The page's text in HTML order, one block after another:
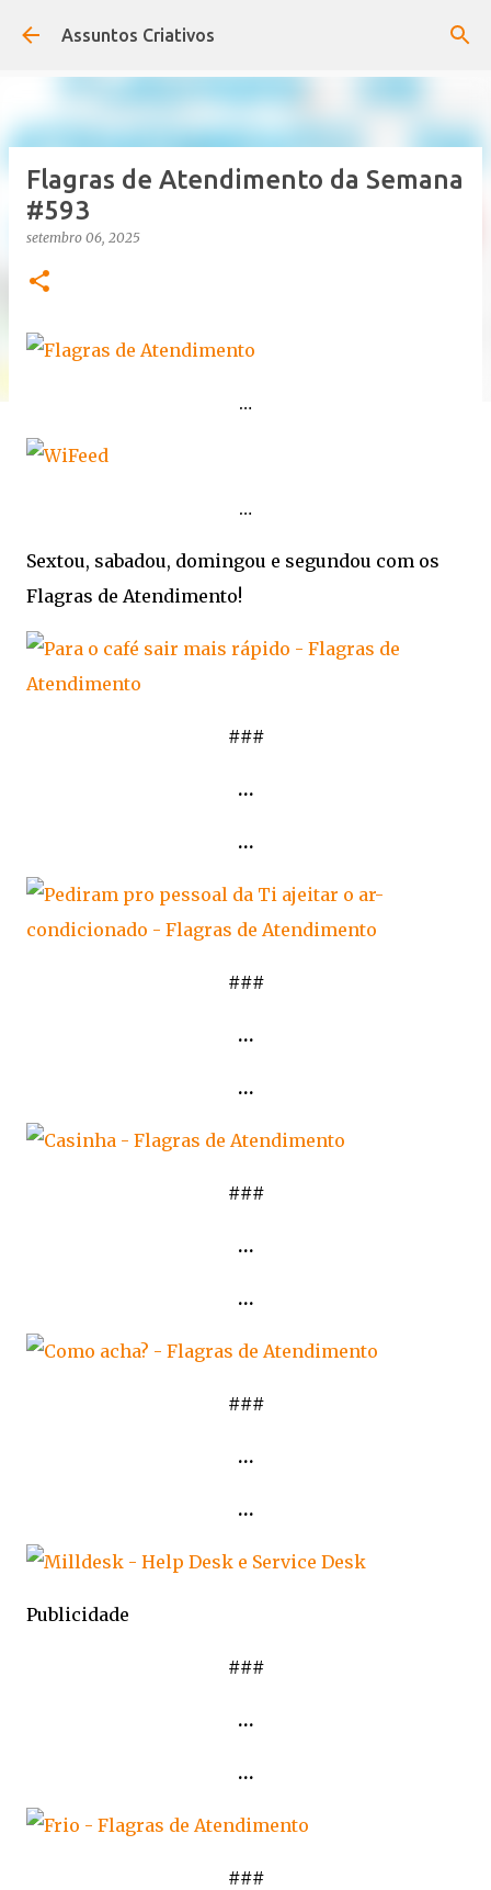
Pular para o conteúdo principal
Assuntos Criativos
Flagras de Atendimento da Semana
#593
setembro 06, 2025
…
…
Sextou, sabadou, domingou e segundou com os
Flagras de Atendimento!
###
…
…
###
…
…
###
…
…
###
…
…
Publicidade
###
…
…
###